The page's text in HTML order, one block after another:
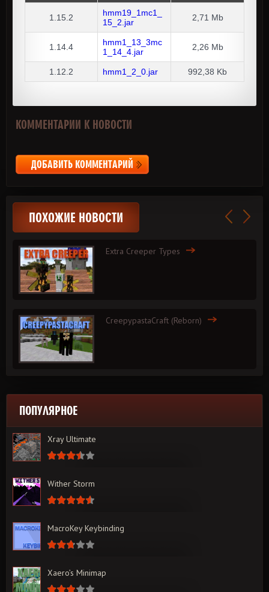
1.15.2
hmm19_1mc1_
15_2.jar
2,71 Mb
1.14.4
hmm1_13_3mc
1_14_4.jar
2,26 Mb
1.12.2 hmm1_2_0.jar 992,38 Kb
КОММЕНТАРИИ К НОВОСТИ
ДОБАВИТЬ КОММЕНТАРИЙ
ПОХОЖИЕ НОВОСТИ
Extra Creeper Types
CreepypastaCraft (Reborn)
ПОПУЛЯРНОЕ
Xray Ultimate
Wither Storm
MacroKey Keybinding
Xaero’s Minimap